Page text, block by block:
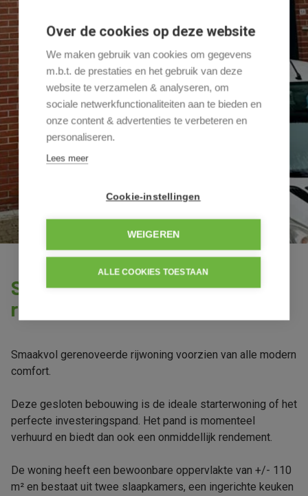
Smaakvol gerenoveerde
rijwoning
Smaakvol gerenoveerde rijwoning voorzien van alle modern
comfort.
Deze gesloten bebouwing is de ideale starterwoning of het
perfecte investeringspand. Het pand is momenteel
verhuurd en biedt dan ook een onmiddellijk rendement.
De woning heeft een bewoonbare oppervlakte van +/- 110
m² en bestaat uit twee slaapkamers, een ingerichte keuken
Over de cookies op deze website
We maken gebruik van cookies om gegevens
m.b.t. de prestaties en het gebruik van deze
website te verzamelen & analyseren, om
sociale netwerkfunctionaliteiten aan te bieden en
onze content & advertenties te verbeteren en
personaliseren.
Lees meer
Cookie-instellingen
WEIGEREN
ALLE COOKIES TOESTAAN